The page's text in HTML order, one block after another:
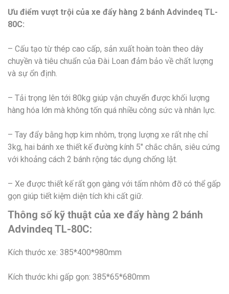
Ưu điểm vượt trội của xe đẩy hàng 2 bánh Advindeq TL-
80C:
– Cấu tạo từ thép cao cấp, sản xuất hoàn toàn theo dây
chuyền và tiêu chuẩn của Đài Loan đảm bảo về chất lượng
và sự ổn định.
– Tải trọng lên tới 80kg giúp vận chuyển được khối lượng
hàng hóa lớn mà không tốn quá nhiều công sức và nhân lực.
– Tay đẩy bằng hợp kim nhôm, trọng lượng xe rất nhẹ chỉ
3kg, hai bánh xe thiết kế đường kính 5″ chắc chắn, siêu cứng
với khoảng cách 2 bánh rộng tác dụng chống lật.
– Xe được thiết kế rất gọn gàng với tấm nhôm đỡ có thể gấp
gọn giúp tiết kiệm diện tích khi cất giữ.
Thông số kỹ thuật của xe đẩy hàng 2 bánh
Advindeq TL-80C:
Kích thước xe: 385*400*980mm
Kích thước khi gấp gọn: 385*65*680mm